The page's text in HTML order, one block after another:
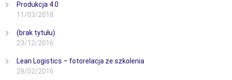
Produkcja 4.0
11/03/2018
(brak tytułu)
23/12/2016
Lean Logistics – fotorelacja ze szkolenia
28/02/2016